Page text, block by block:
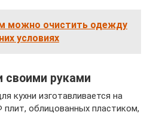
можно очистить одежду
условиях
своими руками
кухни изготавливается на
облицованных пластиком,